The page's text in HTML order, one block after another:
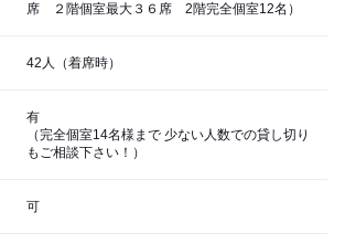
席 ２階個室最大３６席 2階完全個室12名）
42人（着席時）
有
（完全個室14名様まで 少ない人数での貸し切り
もご相談下さい！）
可